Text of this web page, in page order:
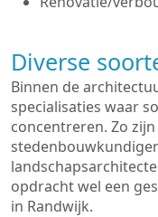
Diverse
Binnen de
specialisaties waar
concentreren. Zo
opdracht wel een
in Randwijk.